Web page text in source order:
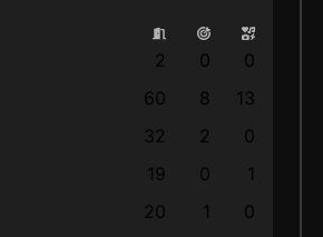
2 0
0
60 8
13
32 2
0
19 0
1
20 1
0